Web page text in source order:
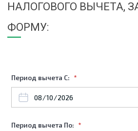
НАЛОГОВОГО ВЫЧЕТА,
ФОРМУ:
Период вычета С:
Период вычета По: